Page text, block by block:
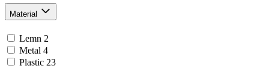
Material
Lemn 2
Metal 4
Plastic 23